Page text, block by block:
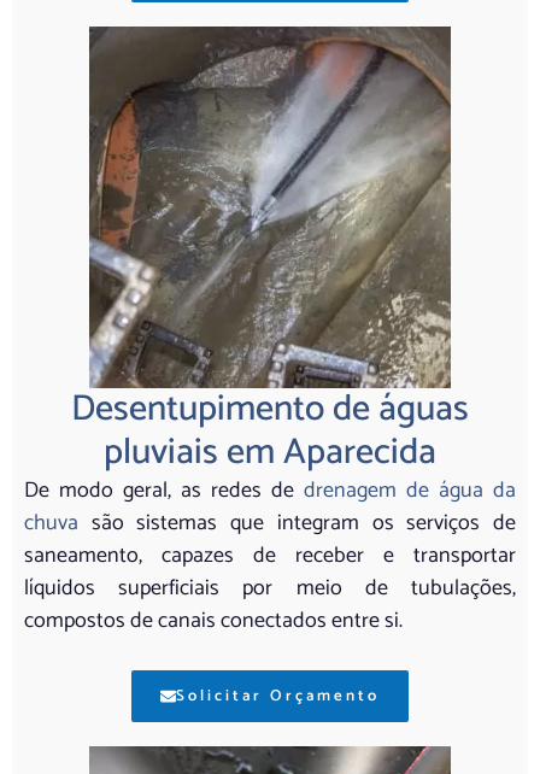
Desentupimento de águas
pluviais em Aparecida
De modo geral, as redes de drenagem de água da
chuva são sistemas que integram os serviços de
saneamento, capazes de receber e transportar
líquidos superficiais por meio de tubulações,
compostos de canais conectados entre si.
Solicitar Orçamento